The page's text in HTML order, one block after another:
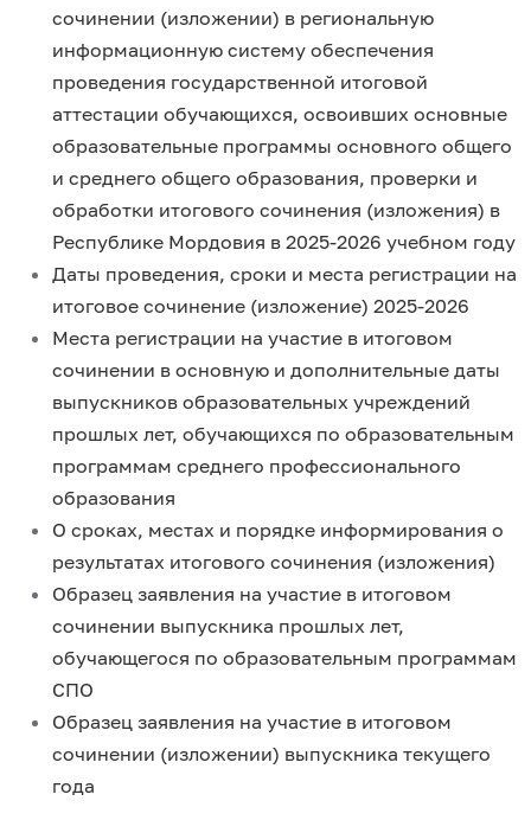
сочинении (изложении) в региональную
информационную систему обеспечения
проведения государственной итоговой
аттестации обучающихся, освоивших основные
образовательные программы основного общего
и среднего общего образования, проверки и
обработки итогового сочинения (изложения) в
Республике Мордовия в 2025-2026 учебном году
Даты проведения, сроки и места регистрации на
итоговое сочинение (изложение) 2025-2026
Места регистрации на участие в итоговом
сочинении в основную и дополнительные даты
выпускников образовательных учреждений
прошлых лет, обучающихся по образовательным
программам среднего профессионального
образования
О сроках, местах и порядке информирования о
результатах итогового сочинения (изложения)
Образец заявления на участие в итоговом
сочинении выпускника прошлых лет,
обучающегося по образовательным программам
СПО
Образец заявления на участие в итоговом
сочинении (изложении) выпускника текущего
года